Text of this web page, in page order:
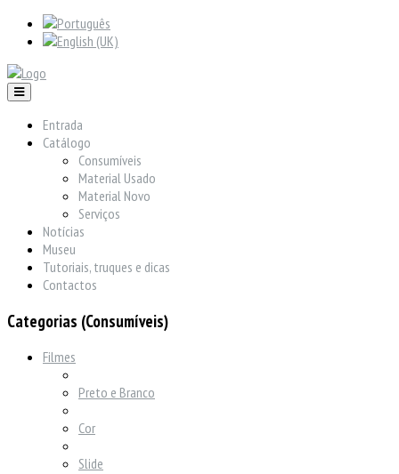
Entrada
Catálogo
Consumíveis
Material Usado
Material Novo
Serviços
Notícias
Museu
Tutoriais, truques e dicas
Contactos
Categorias (Consumíveis)
Filmes
Preto e Branco
Cor
Slide